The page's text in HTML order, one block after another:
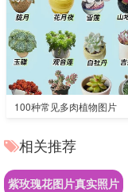
100种常见多肉植物图片
相关推荐
紫玫瑰花图片真实照片